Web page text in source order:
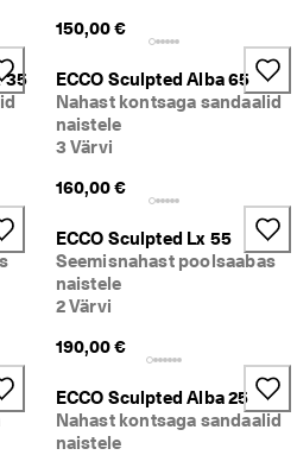
150,00 €
35
ECCO Sculpted Alba 65
Nahast kontsaga sandaalid
naistele
3 Värvi
160,00 €
ECCO Sculpted Lx 55
Seemisnahast poolsaabas
naistele
2 Värvi
190,00 €
ECCO Sculpted Alba 25
Nahast kontsaga sandaalid
naistele